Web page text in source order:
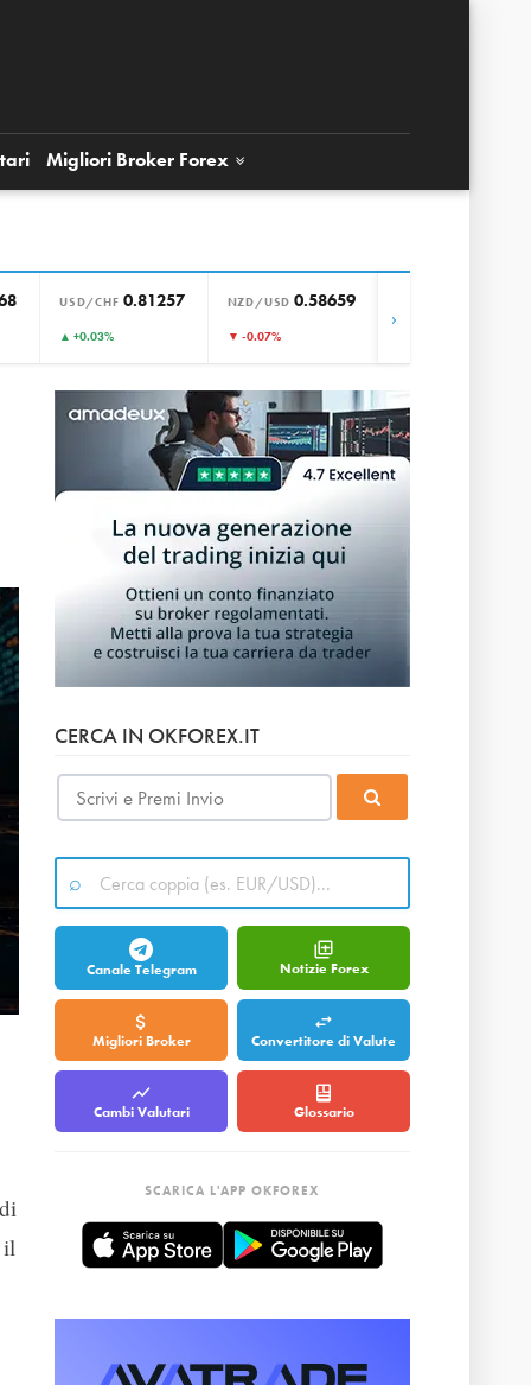
Migliori Broker Forex
USD/CHF 0.81257
▲ +0.03%
NZD/USD 0.58659
▼ -0.07%
›
il
CERCA IN OKFOREX.IT
Canale Telegram Notizie Forex
Migliori Broker Convertitore di Valute
Cambi Valutari Glossario
SCARICA L'APP OKFOREX